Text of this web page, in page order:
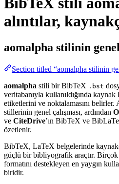
alıntılar,
aomalpha stilinin
Section titled “aomalpha stilinin
aomalpha stili bir BibTeX .bst
veritabanıyla kullanıldığında kaynak
etiketlerini ve noktalamasını belirler.
stillerinin genel çalışması, ardından
ve CiteDrive’ın BibTeX ve
özetlenir.
BibTeX, LaTeX belgelerinde
güçlü bir bibliyografik araçtır. Birçok
formatını destekleyen en yaygın
biridir.